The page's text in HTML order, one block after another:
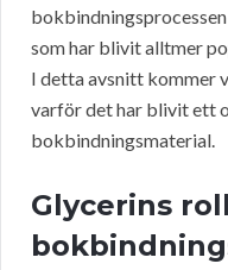
som har blivit alltmer
I detta avsnitt kommer
varför det har blivit ett
bokbindningsmaterial.
Glycerins